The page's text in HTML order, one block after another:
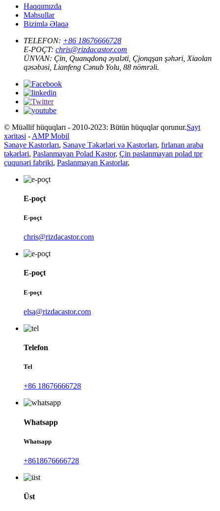
Haqqımızda
Məhsullar
Bizimlə Əlaqə
TELEFON: +86 18676666728
E-POÇT: chris@rizdacastor.com
ÜNVAN: Çin, Quanqdonq əyaləti, Çjonqşan şəhəri, Xiaolan
qəsəbəsi, Lianfeng Cənub Yolu, 88 nömrəli.
© Müəllif hüquqları - 2010-2023: Bütün hüquqlar qorunur.Sayt
xəritəsi - AMP Mobil
Sənaye Kastorları, Sənaye Təkərləri və Kastorları, fırlanan araba
təkərləri, Paslanmayan Polad Kastor, Çin paslanmayan polad tpr
çuqunəri fabriki, Paslanmayan Kastorlar,
E-poçt
E-poçt
chris@rizdacastor.com
E-poçt
E-poçt
elsa@rizdacastor.com
Telefon
Tel
+86 18676666728
Whatsapp
Whatsapp
+8618676666728
Üst